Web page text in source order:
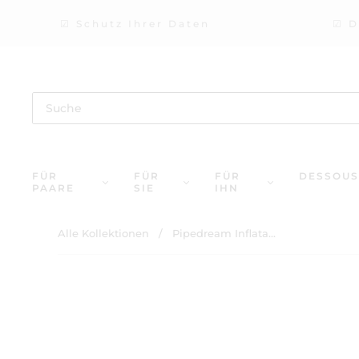
FÜR
PAARE
FÜR
SIE
FÜR
IHN
DESSOUS
Alle Kollektionen / Pipedream Inflata...